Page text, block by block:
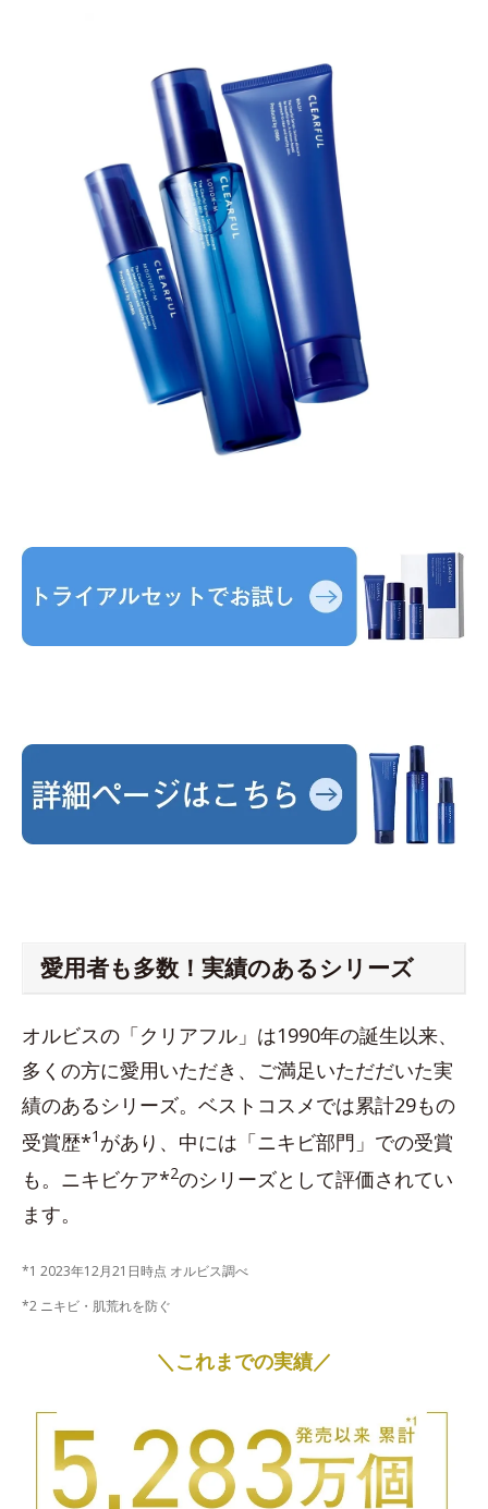
愛用者も多数！実績のあるシリーズ
オルビスの「クリアフル」は1990年の誕生以来、
多くの方に愛用いただき、ご満足いただだいた実
績のあるシリーズ。ベストコスメでは累計29もの
受賞歴*1 があり、中には「ニキビ部門」での受賞
も。ニキビケア*2のシリーズとして評価されてい
ます。
*1 2023年12月21日時点 オルビス調べ
*2 ニキビ・肌荒れを防ぐ
＼これまでの実績／